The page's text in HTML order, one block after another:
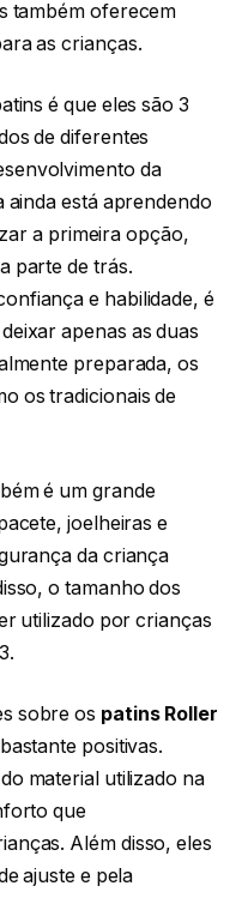
também oferecem
as crianças.
é que eles são 3
de diferentes
da
está aprendendo
a primeira opção,
parte de trás.
e habilidade, é
apenas as duas
preparada, os
os tradicionais de
é um grande
joelheiras e
da criança
o tamanho dos
utilizado por crianças
sobre os patins Roller
positivas.
material utilizado na
que
Além disso, eles
ajuste e pela